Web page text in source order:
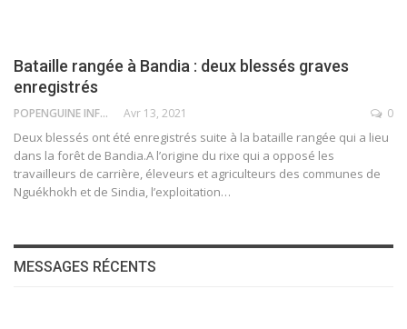
Bataille rangée à Bandia : deux blessés graves
enregistrés
POPENGUINE INFO Avr 13, 2021 0
Deux blessés ont été enregistrés suite à la bataille rangée qui a lieu
dans la forêt de Bandia.A l’origine du rixe qui a opposé les
travailleurs de carrière, éleveurs et agriculteurs des communes de
Nguékhokh et de Sindia, l’exploitation…
MESSAGES RÉCENTS